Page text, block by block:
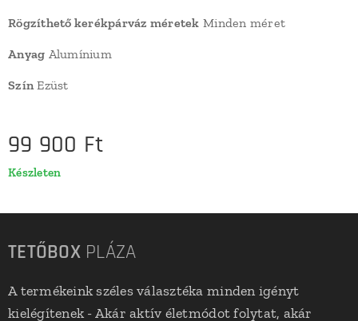
Rögzíthető kerékpárváz méretek Minden méret
Anyag Alumínium
SzínEzüst
99 900 Ft
Készleten
TETŐBOX PLÁZA
A termékeink széles választéka minden igényt
kielégítenek - Akár aktív életmódot folytat, akár